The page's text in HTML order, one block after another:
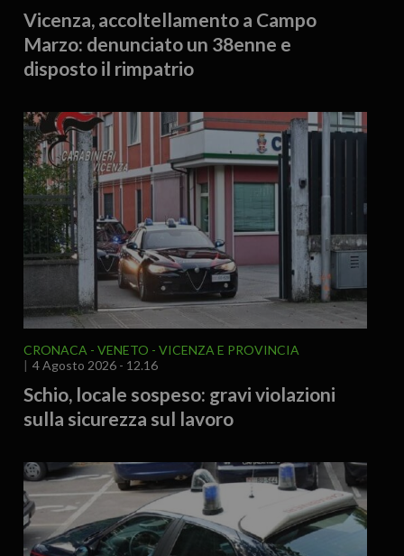
Vicenza, accoltellamento a Campo
Marzo: denunciato un 38enne e
disposto il rimpatrio
CRONACA VENETO
VICENZA E PROVINCIA
4 Agosto 2026 - 12.16
Schio, locale sospeso: gravi violazioni
sulla sicurezza sul lavoro